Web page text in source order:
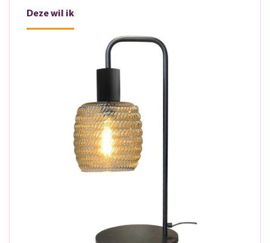
Deze wil ik